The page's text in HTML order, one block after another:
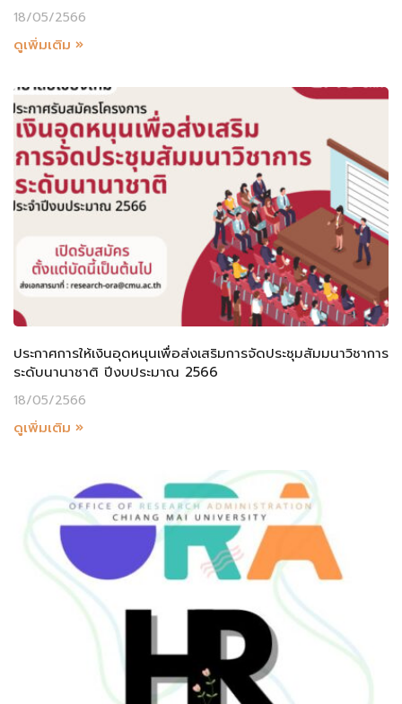
18/05/2566
ดูเพิ่มเติม »
ประกาศการให้เงินอุดหนุนเพื่อส่งเสริมการจัดประชุมสัมมนาวิชาการ
ระดับนานาชาติ ปีงบประมาณ 2566
18/05/2566
ดูเพิ่มเติม »